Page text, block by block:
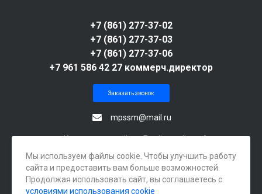
mpssm@mail.ru
+7 (861) 277-37-02
+7 (861) 277-37-03
+7 (861) 277-37-06
+7 961 586 42 27 коммерч.директор
г. Краснодар, посёлок Берёзовый, ул. Археолога
Веселовского, 105А
Заказать звонок
Мы используем файлы cookie. Чтобы улучшить работу
сайта и предоставить вам больше возможностей.
Продолжая использовать сайт, вы соглашаетесь с
условиями использования cookie